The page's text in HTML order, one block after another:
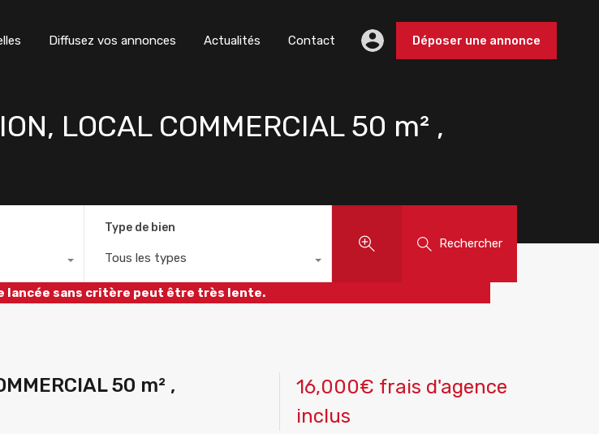
Diffusez vos annonces Actualités Contact Déposer une annonce
LOCAL COMMERCIAL 50 m² ,
Type de bien
Tous les types
Rechercher
lancée sans critère peut être très lente.
50 m² ,
16,000€ frais d'agence
inclus